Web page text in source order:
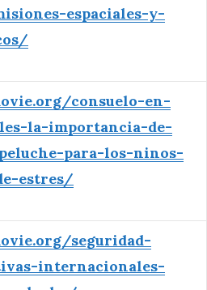
espaciales-y-
consuelo-en-
la-importancia-de-
para-los-ninos-
estres/
seguridad-
internacionales-